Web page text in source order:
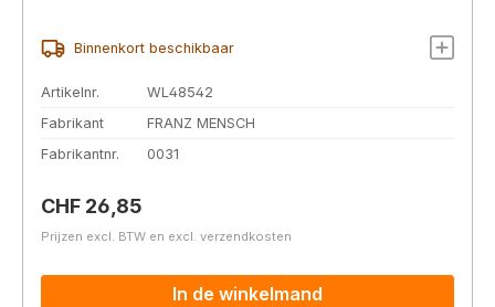
Binnenkort beschikbaar
Artikelnr.
WL48542
Fabrikant
FRANZ MENSCH
Fabrikantnr.
0031
Normale prijs:
CHF 26,85
Prijzen excl. BTW en excl. verzendkosten
In de winkelmand